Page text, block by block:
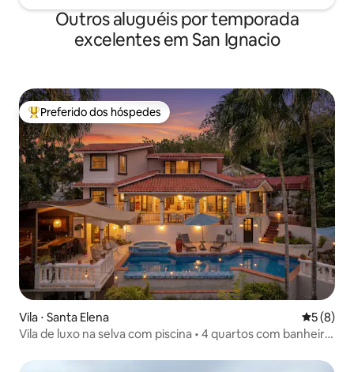
Outros aluguéis por temporada
excelentes em San Ignacio
Entre os melhores preferidos dos hóspedes
Preferido dos hóspedes
Vila ⋅ Santa Elena 5 de
5 (8)
Vila de luxo na selva com piscina • 4 quartos com banheiro